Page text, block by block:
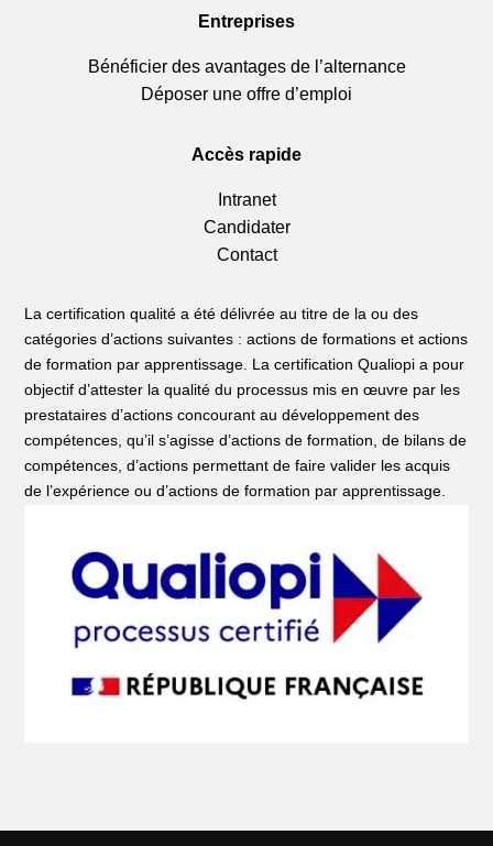
Entreprises
Bénéficier des avantages de l’alternance
Déposer une offre d’emploi
Accès rapide
Intranet
Candidater
Contact
La certification qualité a été délivrée au titre de la ou des
catégories d’actions suivantes : actions de formations et actions
de formation par apprentissage. La certification Qualiopi a pour
objectif d’attester la qualité du processus mis en œuvre par les
prestataires d’actions concourant au développement des
compétences, qu’il s’agisse d’actions de formation, de bilans de
compétences, d’actions permettant de faire valider les acquis
de l’expérience ou d’actions de formation par apprentissage.